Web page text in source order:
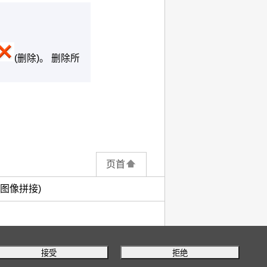
接受 拒绝
(删除)。 删除所
页首
像拼接)